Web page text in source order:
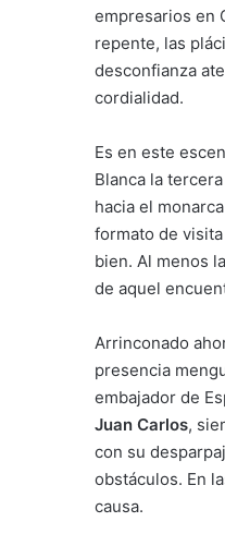
empresarios en
repente, las
desconfianza
cordialidad.
Es en este
Blanca la
hacia el
formato de
bien. Al menos
de aquel
Arrinconado
presencia
embajador de
Juan Carlos,
con su
obstáculos. En
causa.